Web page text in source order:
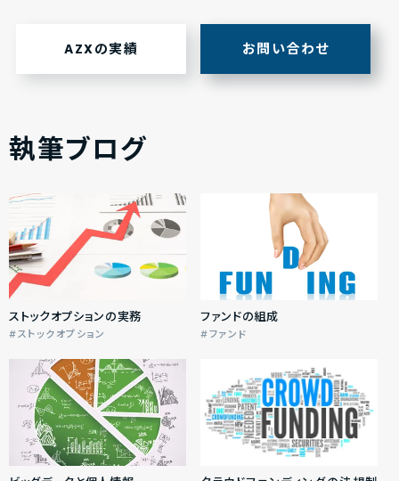
AZXの実績 お問い合わせ
執筆ブログ
ストックオプションの実務
ストックオプション
ファンドの組成
ファンド